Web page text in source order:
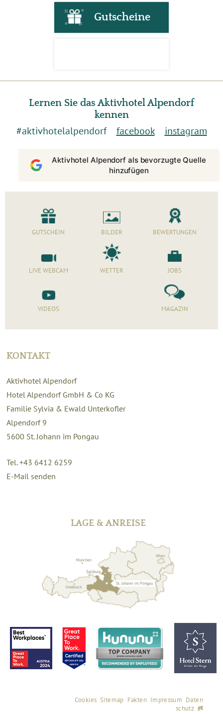
Gutscheine
Lernen Sie das Aktivhotel Alpendorf
kennen
#aktivhotelalpendorf facebook instagram
Aktivhotel Alpendorf als bevorzugte Quelle
hinzufügen
GUTSCHEIN BILDER BEWERTUNGEN
LIVE WEBCAM WETTER JOBS
VIDEOS MAGAZIN
KONTAKT
Aktivhotel Alpendorf
Hotel Alpendorf GmbH & Co KG
Familie Sylvia & Ewald Unterkofler
Alpendorf 9
5600 St. Johann im Pongau
Tel. +43 6412 6259
E-Mail senden
LAGE & ANREISE
Cookies Sitemap Fakten Impressum Daten
schutz